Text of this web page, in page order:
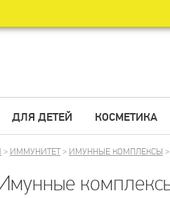
ДЛЯ ДЕТЕЙ КОСМЕТИКА
> ИММУНИТЕТ> ИМУННЫЕ КОМПЛЕКСЫ >